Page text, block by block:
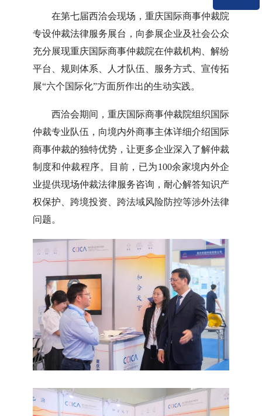
在第七届西洽会现场，重庆国际商事仲裁院
专设仲裁法律服务展台，向参展企业及社会公众
充分展现重庆国际商事仲裁院在仲裁机构、解纷
平台、规则体系、人才队伍、服务方式、宣传拓
展“六个国际化”方面所作出的生动实践。
西洽会期间，重庆国际商事仲裁院组织国际
仲裁专业队伍，向境内外商事主体详细介绍国际
商事仲裁的独特优势，让更多企业深入了解仲裁
制度和仲裁程序。目前，已为100余家境内外企
业提供现场仲裁法律服务咨询，耐心解答知识产
权保护、跨境投资、跨法域风险防控等涉外法律
问题。